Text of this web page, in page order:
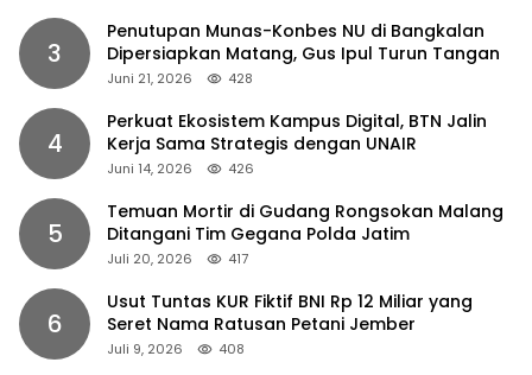
3
Penutupan Munas-Konbes NU di Bangkalan
Dipersiapkan Matang, Gus Ipul Turun Tangan
Juni 21, 2026 428
4
Perkuat Ekosistem Kampus Digital, BTN Jalin
Kerja Sama Strategis dengan UNAIR
Juni 14, 2026 426
5
Temuan Mortir di Gudang Rongsokan Malang
Ditangani Tim Gegana Polda Jatim
Juli 20, 2026 417
6
Usut Tuntas KUR Fiktif BNI Rp 12 Miliar yang
Seret Nama Ratusan Petani Jember
Juli 9, 2026 408